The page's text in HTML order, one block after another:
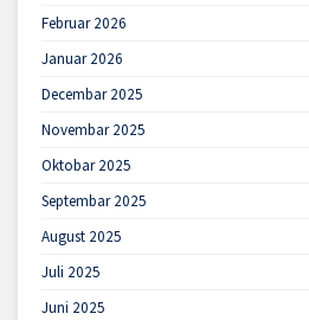
Februar 2026
Januar 2026
Decembar 2025
Novembar 2025
Oktobar 2025
Septembar 2025
August 2025
Juli 2025
Juni 2025